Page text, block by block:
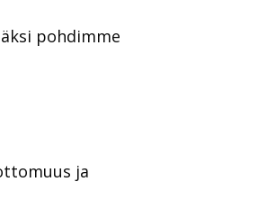
pohdimme
ja